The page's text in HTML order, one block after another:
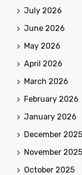
July 2026
June 2026
May 2026
April 2026
March 2026
February 2026
January 2026
December 2025
November 2025
October 2025